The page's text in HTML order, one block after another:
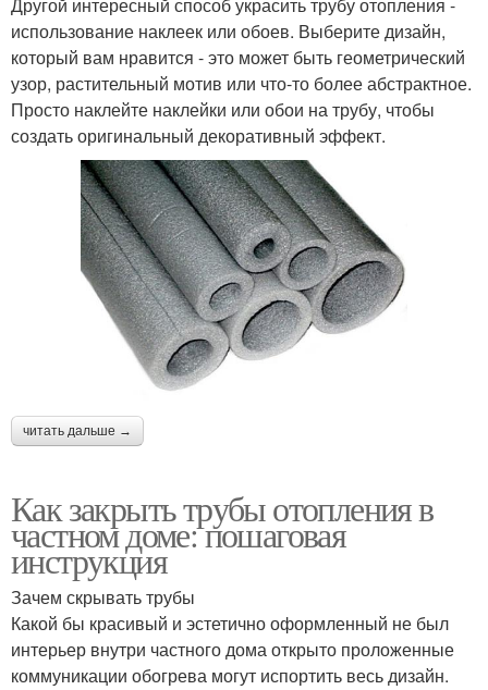
Другой интересный способ украсить трубу отопления -
использование наклеек или обоев. Выберите дизайн,
который вам нравится - это может быть геометрический
узор, растительный мотив или что-то более абстрактное.
Просто наклейте наклейки или обои на трубу, чтобы
создать оригинальный декоративный эффект.
читать дальше →
Как закрыть трубы отопления в
частном доме: пошаговая
инструкция
Зачем скрывать трубы
Какой бы красивый и эстетично оформленный не был
интерьер внутри частного дома открыто проложенные
коммуникации обогрева могут испортить весь дизайн.